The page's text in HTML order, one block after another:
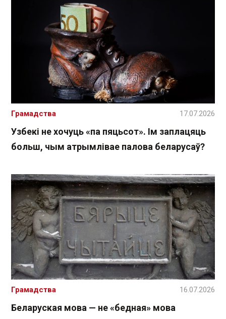
Узбекі не хочуць «па пяцьсот». Ім заплацяць
больш, чым атрымлівае палова беларусаў?
Грамадства 17.07.2026
Беларуская мова — не «бедная» мова
Грамадства 16.07.2026